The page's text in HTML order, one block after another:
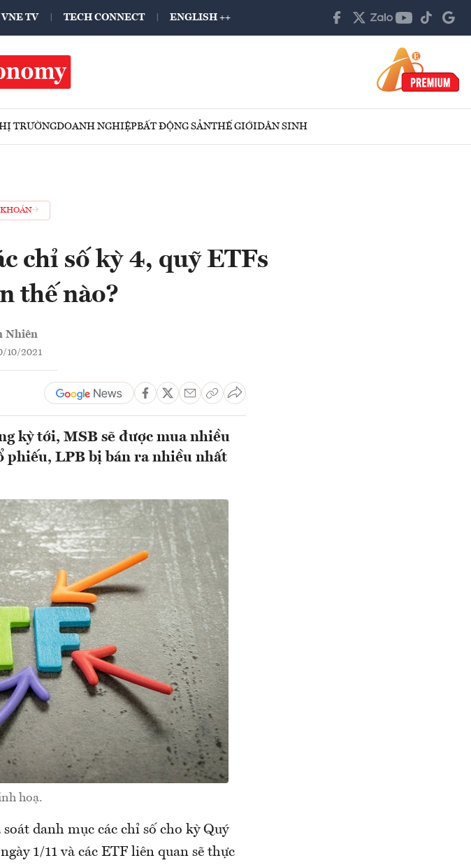
VNE TV TECH CONNECT ENGLISH ++
TRƯỜNGDOANH NGHIỆPBẤT ĐỘNG SẢNTHẾ GIỚIDÂN SINH
chỉ số kỳ 4, quỹ ETFs
thế nào?
Nhiên
10/2021
kỳ tới, MSB sẽ được mua nhiều
phiếu, LPB bị bán ra nhiều nhất
hoạ.
danh mục các chỉ số cho kỳ Quý
1/11 và các ETF liên quan sẽ thực